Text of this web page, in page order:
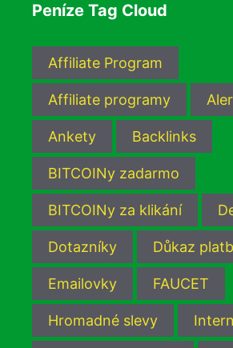
Peníze Tag Cloud
Affiliate Program
Affiliate programy
Ankety Backlinks
BITCOINy zadarmo
BITCOINy za klikání
Dotazníky Důkaz
Emailovky FAUCET
Hromadné slevy